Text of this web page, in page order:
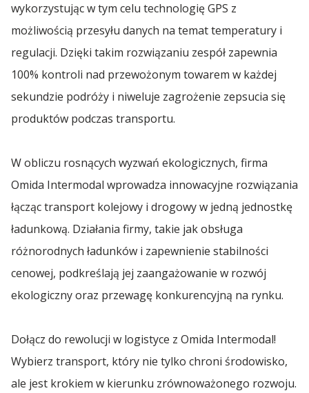
wykorzystując w tym celu technologię GPS z
możliwością przesyłu danych na temat temperatury i
regulacji. Dzięki takim rozwiązaniu zespół zapewnia
100% kontroli nad przewożonym towarem w każdej
sekundzie podróży i niweluje zagrożenie zepsucia się
produktów podczas transportu.
W obliczu rosnących wyzwań ekologicznych, firma
Omida Intermodal wprowadza innowacyjne rozwiązania
łącząc transport kolejowy i drogowy w jedną jednostkę
ładunkową. Działania firmy, takie jak obsługa
różnorodnych ładunków i zapewnienie stabilności
cenowej, podkreślają jej zaangażowanie w rozwój
ekologiczny oraz przewagę konkurencyjną na rynku.
Dołącz do rewolucji w logistyce z Omida Intermodal!
Wybierz transport, który nie tylko chroni środowisko,
ale jest krokiem w kierunku zrównoważonego rozwoju.